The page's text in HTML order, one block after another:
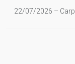
22/07/2026 –